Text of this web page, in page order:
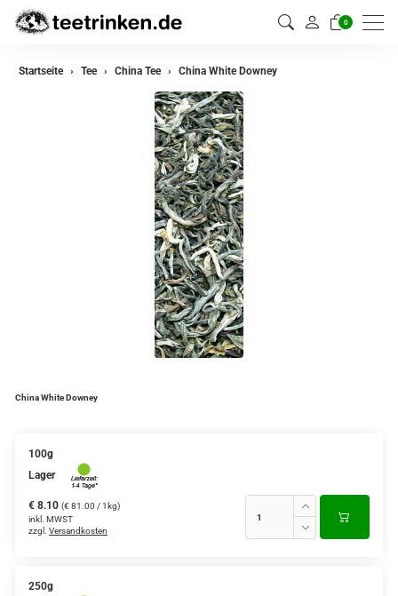
0
zurück
Teemischungen
Rooibos Tee
Aromatisierter Grüntee
Startseite Tee China Tee China White Downey
China White Downey
100g
Lager
€ 8.10 (€ 81.00 / 1kg)
inkl. MWST
zzgl. Versandkosten
250g